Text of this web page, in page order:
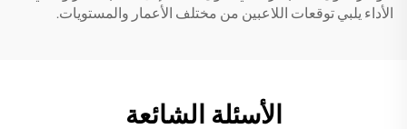
الأداء يلبي توقعات اللاعبين من مختلف الأعمار والمستويات.
الأسئلة الشائعة